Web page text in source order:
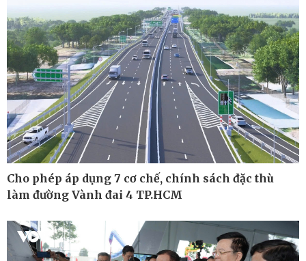
Pháp luật
Vụ án
Tin nóng
Tư vấn luật
Thể thao
Pickleball
Bóng đá quốc tế
Bóng đá Việt Nam
Thế giới thể thao
Lịch thi đấu bóng đá
eSports
Hậu trường
Cho phép áp dụng 7 cơ chế, chính sách đặc thù
làm đường Vành đai 4 TP.HCM